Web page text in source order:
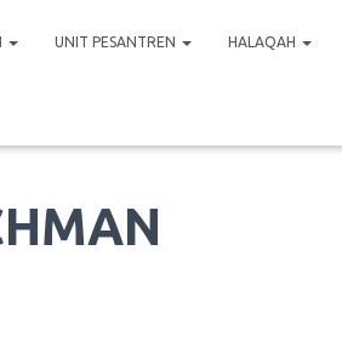
UNIT PESANTREN HALAQAH